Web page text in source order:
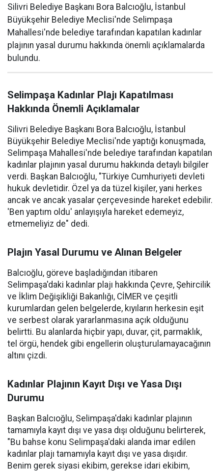
Silivri Belediye Başkanı Bora Balcıoğlu, İstanbul
Büyükşehir Belediye Meclisi'nde Selimpaşa
Mahallesi'nde belediye tarafından kapatılan kadınlar
plajının yasal durumu hakkında önemli açıklamalarda
bulundu.
Selimpaşa Kadınlar Plajı Kapatılması
Hakkında Önemli Açıklamalar
Silivri Belediye Başkanı Bora Balcıoğlu, İstanbul
Büyükşehir Belediye Meclisi'nde yaptığı konuşmada,
Selimpaşa Mahallesi'nde belediye tarafından kapatılan
kadınlar plajının yasal durumu hakkında detaylı bilgiler
verdi. Başkan Balcıoğlu, "Türkiye Cumhuriyeti devleti
hukuk devletidir. Özel ya da tüzel kişiler, yani herkes
ancak ve ancak yasalar çerçevesinde hareket edebilir.
'Ben yaptım oldu' anlayışıyla hareket edemeyiz,
etmemeliyiz de" dedi.
Plajın Yasal Durumu ve Alınan Belgeler
Balcıoğlu, göreve başladığından itibaren
Selimpaşa'daki kadınlar plajı hakkında Çevre, Şehircilik
ve İklim Değişikliği Bakanlığı, CİMER ve çeşitli
kurumlardan gelen belgelerde, kıyıların herkesin eşit
ve serbest olarak yararlanmasına açık olduğunu
belirtti. Bu alanlarda hiçbir yapı, duvar, çit, parmaklık,
tel örgü, hendek gibi engellerin oluşturulamayacağının
altını çizdi.
Kadınlar Plajının Kayıt Dışı ve Yasa Dışı
Durumu
Başkan Balcıoğlu, Selimpaşa'daki kadınlar plajının
tamamıyla kayıt dışı ve yasa dışı olduğunu belirterek,
"Bu bahse konu Selimpaşa'daki alanda imar edilen
kadınlar plajı tamamıyla kayıt dışı ve yasa dışıdır.
Benim gerek siyasi ekibim, gerekse idari ekibim,